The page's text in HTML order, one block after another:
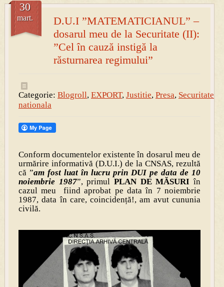
D.U.I ”MATEMATICIANUL” –
dosarul meu de la Securitate (II):
”Cel în cauză instigă la
răsturnarea regimului”
30
mart.
Categorie: Blogroll, EXPORT, Justitie, Presa, Securitate
nationala
Conform documentelor existente în dosarul meu de
urmărire informativă (D.U.I.) de la CNSAS, rezultă
că ”am fost luat în lucru prin DUI pe data de 10
noiembrie 1987”, primul PLAN DE MĂSURI în
cazul meu fiind aprobat pe data în 7 noiembrie
1987, data în care, coincidență!, am avut cununia
civilă.